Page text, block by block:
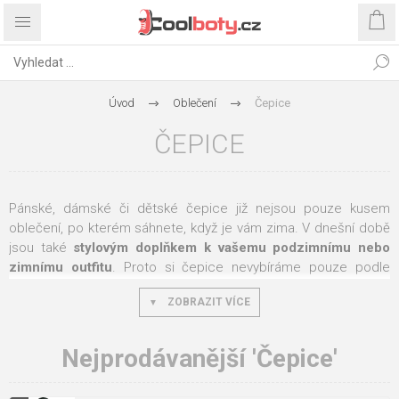
Úvod Oblečení Čepice
ČEPICE
Pánské, dámské či dětské čepice již nejsou pouze kusem
oblečení, po kterém sáhnete, když je vám zima. V dnešní době
jsou také stylovým doplňkem k vašemu podzimnímu nebo
zimnímu outfitu. Proto si čepice nevybíráme pouze podle
jejich funkčnosti, ale také s ohledem na jejich barvy, vzory a
jejich celkový design. U nás najdete kombinaci obojího.
vyrobené z kvalitního materiálu . Ten vás ochrání před
nepříznivým počasím studených dnů.
Máme pro vás
ZOBRAZIT VÍCE
Nejprodávanější 'Čepice'